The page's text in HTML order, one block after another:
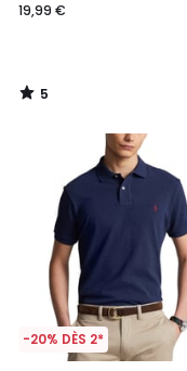
19,99 €
5
/
-20% DÈS 2*